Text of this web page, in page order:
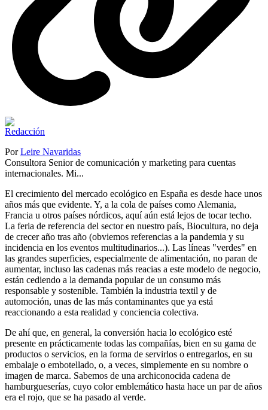
PorLeire Navaridas
Consultora Senior de comunicación y marketing para cuentas
internacionales. Mi...
El crecimiento del mercado ecológico en España es desde hace unos
años más que evidente. Y, a la cola de países como Alemania,
Francia u otros países nórdicos, aquí aún está lejos de tocar techo.
La feria de referencia del sector en nuestro país, Biocultura, no deja
de crecer año tras año (obviemos referencias a la pandemia y su
incidencia en los eventos multitudinarios...). Las líneas "verdes" en
las grandes superficies, especialmente de alimentación, no paran de
aumentar, incluso las cadenas más reacias a este modelo de negocio,
están cediendo a la demanda popular de un consumo más
responsable y sostenible. También la industria textil y de
automoción, unas de las más contaminantes que ya está
reaccionando a esta realidad y conciencia colectiva.
De ahí que, en general, la conversión hacia lo ecológico esté
presente en prácticamente todas las compañías, bien en su gama de
productos o servicios, en la forma de servirlos o entregarlos, en su
embalaje o embotellado, o, a veces, simplemente en su nombre o
imagen de marca. Sabemos de una archiconocida cadena de
hamburgueserías, cuyo color emblemático hasta hace un par de años
era el rojo, que se ha pasado al verde.